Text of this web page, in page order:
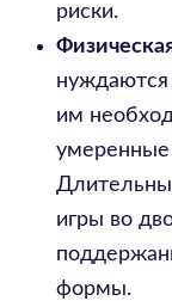
риски.
нуждаются
им
умеренные
игры во
формы.